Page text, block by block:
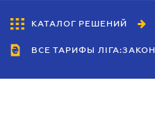
КАТАЛОГ РЕШЕНИЙ
ВСЕ ТАРИФЫ ЛІГА:ЗАКОН